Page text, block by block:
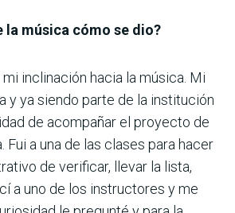
la música cómo se dio?
inclinación hacia la música. Mi
y ya siendo parte de la institución
de acompañar el proyecto de
Fui a una de las clases para hacer
de verificar, llevar la lista,
a uno de los instructores y me